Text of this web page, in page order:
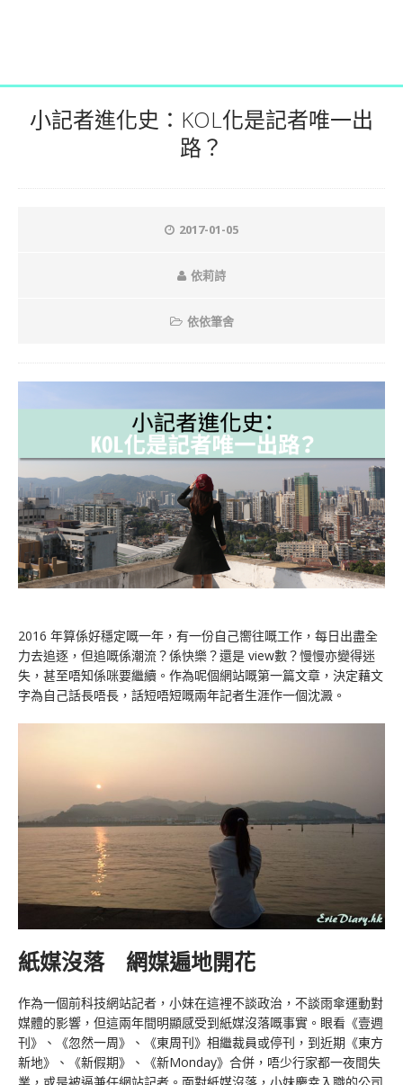
小記者進化史：KOL化是記者唯一出
路？
2017-01-05
依莉詩
依依筆舍
2016 年算係好穩定嘅一年，有一份自己嚮往嘅工作，每日出盡全
力去追逐，但追嘅係潮流？係快樂？還是 view數？慢慢亦變得迷
失，甚至唔知係咪要繼續。作為呢個網站嘅第一篇文章，決定藉文
字為自己話長唔長，話短唔短嘅兩年記者生涯作一個沈澱。
紙媒沒落 網媒遍地開花
作為一個前科技網站記者，小妹在這裡不談政治，不談雨傘運動對
媒體的影響，但這兩年間明顯感受到紙媒沒落嘅事實。眼看《壹週
刊》、《忽然一周》、《東周刊》相繼裁員或停刊，到近期《東方
新地》、《新假期》、《新Monday》合併，唔少行家都一夜間失